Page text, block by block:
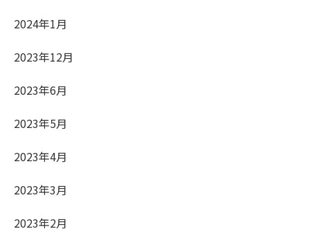
2024年1月
2023年12月
2023年6月
2023年5月
2023年4月
2023年3月
2023年2月